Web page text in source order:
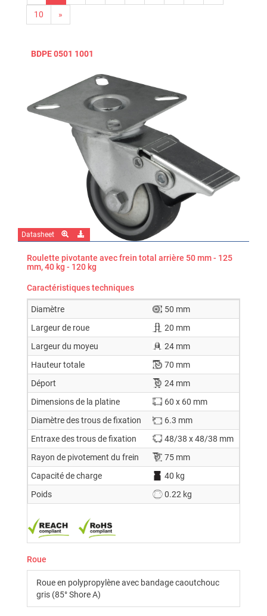
10 »
BDPE 0501 1001
Datasheet
Roulette pivotante avec frein total arrière 50 mm - 125
mm, 40 kg - 120 kg
Caractéristiques techniques
Diamètre
50 mm
Largeur de roue
20 mm
Largeur du moyeu
24 mm
Hauteur totale
70 mm
Déport
24 mm
Dimensions de la platine
60 x 60 mm
Diamètre des trous de fixation
6.3 mm
Entraxe des trous de fixation
48/38 x 48/38 mm
Rayon de pivotement du frein
75 mm
Capacité de charge
40 kg
Poids
0.22 kg
Roue
Roue en polypropylène avec bandage caoutchouc
gris (85° Shore A)